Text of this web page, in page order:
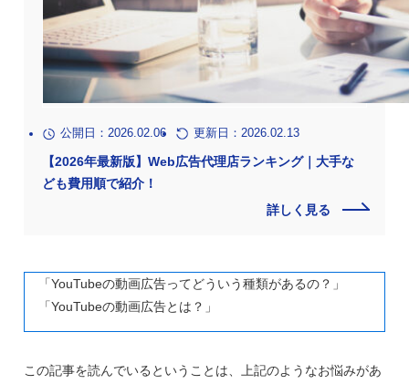
公開日：2026.02.06 更新日：2026.02.13
【2026年最新版】Web広告代理店ランキング｜大手な
ども費用順で紹介！
詳しく見る
「YouTubeの動画広告ってどういう種類があるの？」
「YouTubeの動画広告とは？」
この記事を読んでいるということは、上記のようなお悩みがあ